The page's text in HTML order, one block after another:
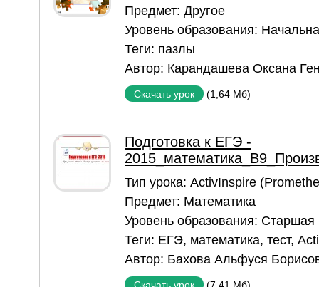
Предмет: Другое
Уровень образования:
Теги: пазлы
Автор: Карандашева Оксана
Скачать урок (1,64 Мб)
Подготовка к ЕГЭ -
Тип урока: ActivInspire
Предмет: Математика
Уровень образования: Старшая
Теги: ЕГЭ, математика, тест,
Автор: Бахова Альфуся
(7,41 Мб)